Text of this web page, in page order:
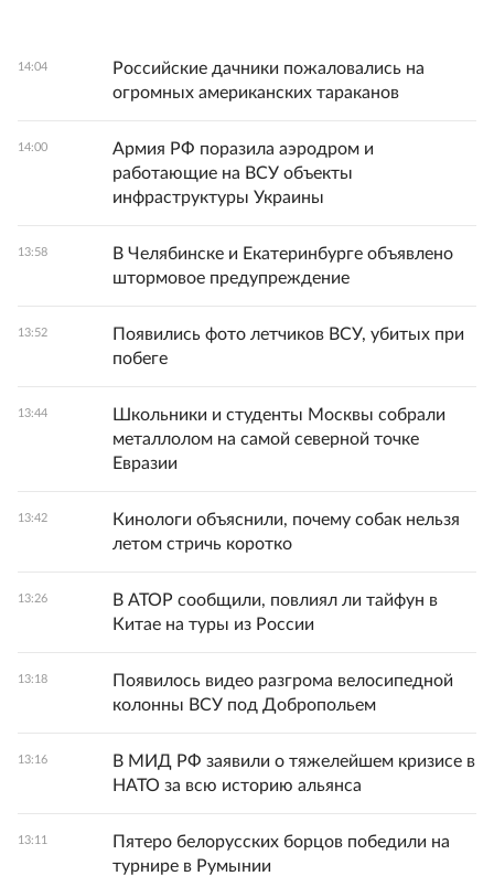
14:04
Российские дачники пожаловались на
огромных американских тараканов
14:00
Армия РФ поразила аэродром и
работающие на ВСУ объекты
инфраструктуры Украины
13:58
В Челябинске и Екатеринбурге объявлено
штормовое предупреждение
13:52
Появились фото летчиков ВСУ, убитых при
побеге
13:44
Школьники и студенты Москвы собрали
металлолом на самой северной точке
Евразии
13:42
Кинологи объяснили, почему собак нельзя
летом стричь коротко
13:26
В АТОР сообщили, повлиял ли тайфун в
Китае на туры из России
13:18
Появилось видео разгрома велосипедной
колонны ВСУ под Добропольем
13:16
В МИД РФ заявили о тяжелейшем кризисе в
НАТО за всю историю альянса
13:11
Пятеро белорусских борцов победили на
турнире в Румынии